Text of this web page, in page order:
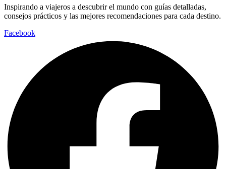
Inspirando a viajeros a descubrir el mundo con guías detalladas,
consejos prácticos y las mejores recomendaciones para cada destino.
Facebook